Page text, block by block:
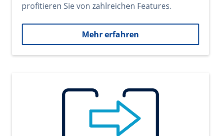
profitieren Sie von zahlreichen Features.
Mehr erfahren